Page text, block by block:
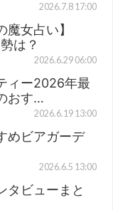
2026.7.8 17:00
魔女占い】
は？
2026.6.29 06:00
ィー2026年最
おす…
2026.6.19 13:00
めビアガーデ
2026.6.5 13:00
タビューまと